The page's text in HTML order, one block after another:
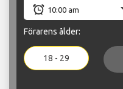
Förarens ålder:
18 - 29